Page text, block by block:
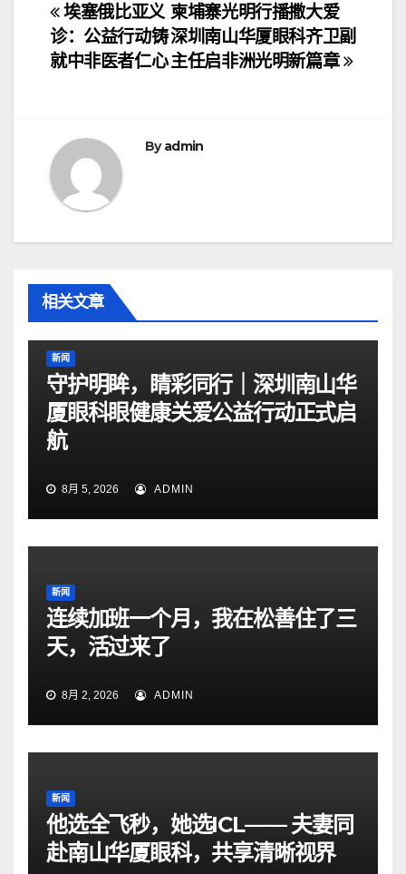
文
章
航
柬埔寨光明行播撒大爱
深圳南山华厦眼科齐卫副
主任启非洲光明新篇章
埃塞俄比亚义
诊：公益行动铸
就中非医者仁心
Byadmin
相关文章
新闻
守护明眸，睛彩同行｜深圳南山华
厦眼科眼健康关爱公益行动正式启
航
8月 5, 2026 ADMIN
新闻
连续加班一个月，我在松善住了三
天，活过来了
8月 2, 2026 ADMIN
新闻
他选全飞秒，她选ICL—— 夫妻同
赴南山华厦眼科，共享清晰视界